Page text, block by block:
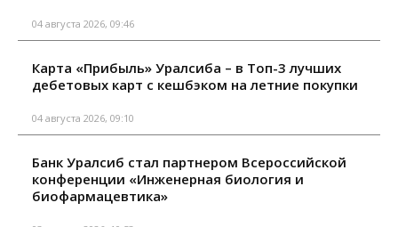
04 августа 2026, 09:46
Карта «Прибыль» Уралсиба – в Топ-3 лучших
дебетовых карт с кешбэком на летние покупки
04 августа 2026, 09:10
Банк Уралсиб стал партнером Всероссийской
конференции «Инженерная биология и
биофармацевтика»